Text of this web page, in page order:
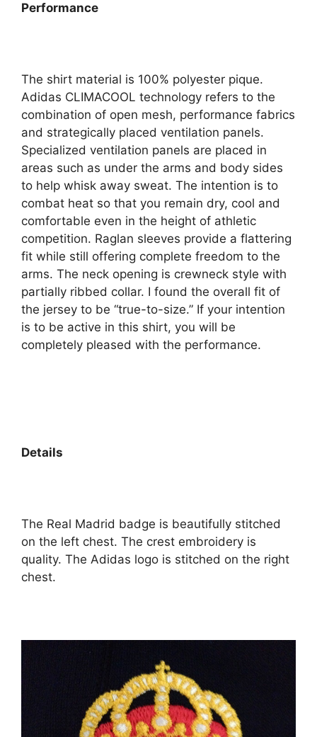
Performance
The shirt material is 100% polyester pique.
Adidas CLIMACOOL technology refers to the
combination of open mesh, performance fabrics
and strategically placed ventilation panels.
Specialized ventilation panels are placed in
areas such as under the arms and body sides
to help whisk away sweat. The intention is to
combat heat so that you remain dry, cool and
comfortable even in the height of athletic
competition. Raglan sleeves provide a flattering
fit while still offering complete freedom to the
arms. The neck opening is crewneck style with
partially ribbed collar. I found the overall fit of
the jersey to be “true-to-size.” If your intention
is to be active in this shirt, you will be
completely pleased with the performance.
Details
The Real Madrid badge is beautifully stitched
on the left chest. The crest embroidery is
quality. The Adidas logo is stitched on the right
chest.